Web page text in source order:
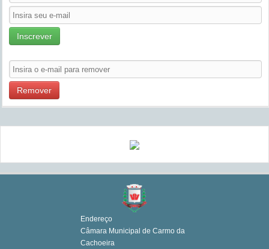
Inscrever
Remover
Endereço
Câmara Municipal de Carmo da
Cachoeira